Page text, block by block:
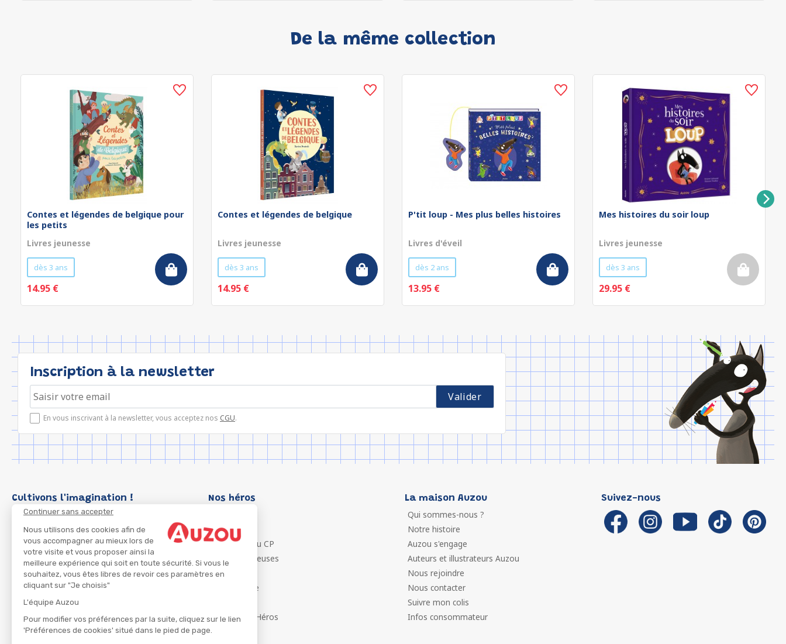
Continuer sans accepter
Nous utilisons des cookies afin de
vous accompagner au mieux lors de
votre visite et vous proposer ainsi la
meilleure expérience qui soit en toute sécurité. Si vous le
souhaitez, vous êtes libres de revoir ces paramètres en
cliquant sur "Je choisis"
L'équipe Auzou
Pour modifier vos préférences par la suite, cliquez sur le lien
'Préférences de cookies' situé dans le pied de page.
De la même collection
Contes et légendes de belgique pour
les petits
Livres jeunesse
dès 3 ans
14.95 €
Contes et légendes de belgique
Livres jeunesse
dès 3 ans
14.95 €
P'tit loup - Mes plus belles histoires
Livres d'éveil
dès 2 ans
13.95 €
Mes histoires du soir loup
Livres jeunesse
dès 3 ans
29.95 €
Inscription à la newsletter
En vous inscrivant à la newsletter, vous acceptez nos CGU.
Cultivons l'imagination ! Nos héros
P'tit Loup
Les Héros du CP
Les Influenceuses
Migali
Petite Taupe
Ma Boîte à Héros
La maison Auzou
Qui sommes-nous ?
Notre histoire
Auzou s'engage
Auteurs et illustrateurs Auzou
Nous rejoindre
Nous contacter
Suivre mon colis
Infos consommateur
Suivez-nous